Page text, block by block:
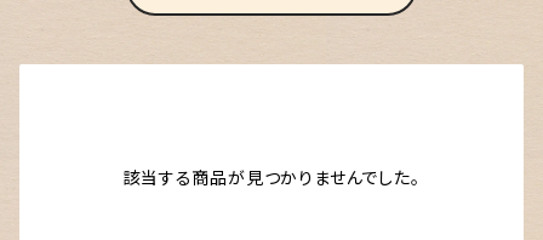
該当する商品が見つかりませんでした。